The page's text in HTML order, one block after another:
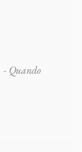
- Quando